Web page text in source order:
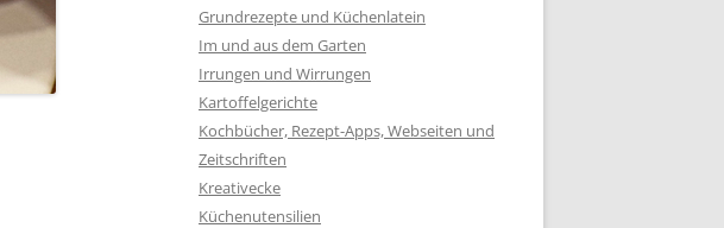
Grundrezepte und Küchenlatein
Im und aus dem Garten
Irrungen und Wirrungen
Kartoffelgerichte
Kochbücher, Rezept-Apps, Webseiten und
Zeitschriften
Kreativecke
Küchenutensilien